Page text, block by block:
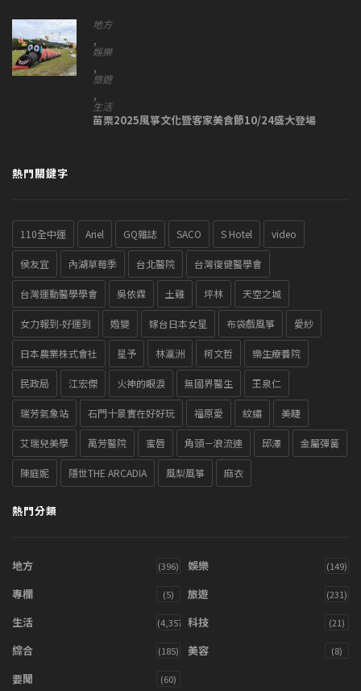
地方
,
娛樂
,
旅遊
,
生活
苗栗2025風箏文化暨客家美食節10/24盛大登場
熱門關鍵字
110全中運 Ariel GQ雜誌 SACO S Hotel video
侯友宜 內湖草莓季 台北醫院 台灣復健醫學會
台灣運動醫學學會 吳依霖 土雞 坪林 天空之城
女力報到-好運到 婚變 嫁台日本女星 布袋戲風箏 愛紗
日本農業株式會社 星予 林瀛洲 柯文哲 樂生療養院
民政局 江宏傑 火神的眼淚 無國界醫生 王泉仁
瑞芳氣象站 石門十景實在好好玩 福原愛 紋繡 美睫
艾瑞兒美學 萬芳醫院 蜜唇 角頭－浪流連 邱澤 金屬彈簧
陳庭妮 隱世THE ARCADIA 風梨風箏 麻衣
熱門分類
地方 (396) 娛樂 (149)
專欄 (5) 旅遊 (231)
生活 (4,357) 科技 (21)
綜合 (185) 美容 (8)
要聞 (60)